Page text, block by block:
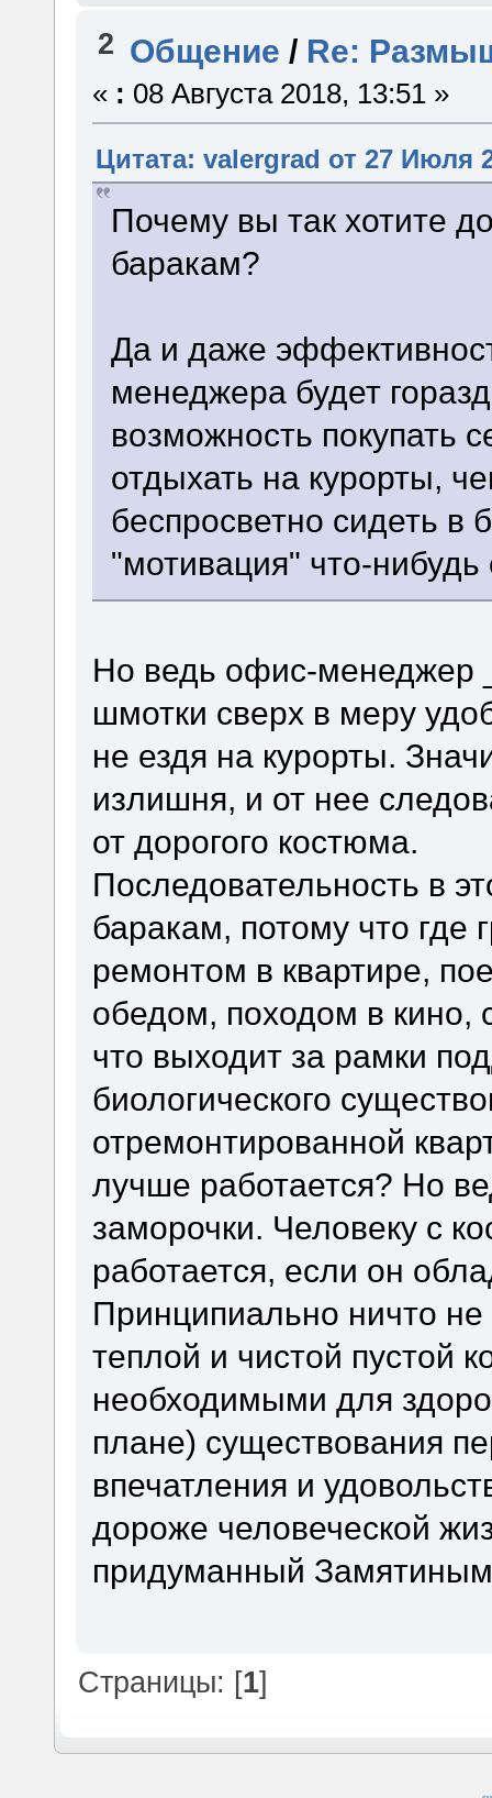
2 Общение / Re:
« : 08 Августа 2018, 13:51 »
Цитата: valergrad от 27 Июля
Почему вы так хотите
баракам?
Да и даже
менеджера будет
возможность покупать
отдыхать на курорты,
беспросветно сидеть в
"мотивация" что-
Но ведь офис-менеджер
шмотки сверх в меру
не ездя на курорты.
излишня, и от нее
от дорогого костюма.
Последовательность в
баракам, потому что
ремонтом в квартире,
обедом, походом в кино,
что выходит за рамки
биологического
отремонтированной
лучше работается? Но
заморочки. Человеку с
работается, если он
Принципиально ничто
теплой и чистой пустой
необходимыми для
плане) существования
впечатления и
дороже человеческой
придуманный
Страницы: [1]